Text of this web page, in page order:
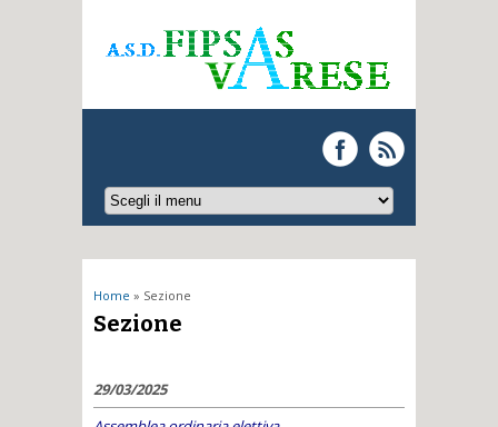
Tu sei qui
Home » Sezione
Sezione
29/03/2025